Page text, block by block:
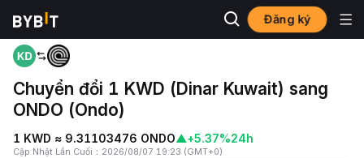
Đăng ký
Trang chủ
Chuyển đổi 1 KWD (Dinar Kuwait) sang
ONDO (Ondo)
1 KWD ≈ 9.31103476 ONDO▲+5.37%24h
Cập Nhật Lần Cuối ： 2026/08/07 19:23 (GMT+0)